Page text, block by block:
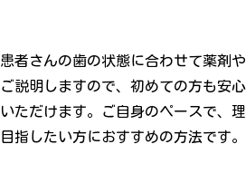
患者さんの歯の状態に合わせて薬剤
ご説明しますので、初めての方も安
いただけます。ご自身のペースで、
目指したい方におすすめの方法です。